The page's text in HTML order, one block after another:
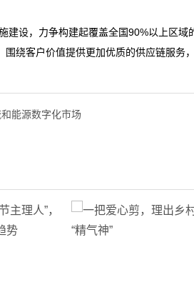
建设，力争构建起覆盖全国90%以上区
围绕客户价值提供更加优质的供应链服务
能源数字化市场